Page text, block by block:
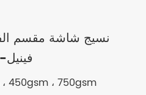
نسيج شاشة مقسم